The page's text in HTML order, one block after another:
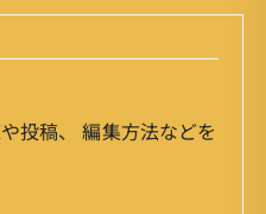
投稿、 編集方法などを